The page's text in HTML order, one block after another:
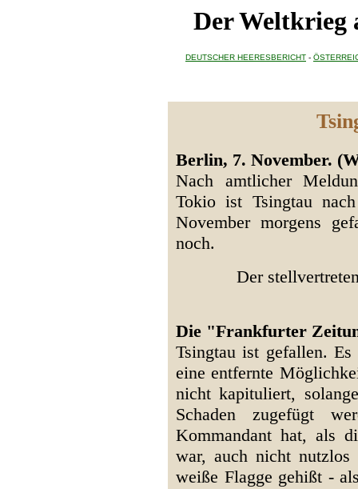
Der Weltkrieg
DEUTSCHER HEERESBERICHT -
Berlin, 7. November.
Nach amtlicher
Tokio ist Tsingtau
November morgens
noch.
Der
Die "Frankfurter
Tsingtau ist gefallen.
eine entfernte
nicht kapituliert,
Schaden zugefügt
Kommandant hat, als
war, auch nicht nutzlos
weiße Flagge gehißt -